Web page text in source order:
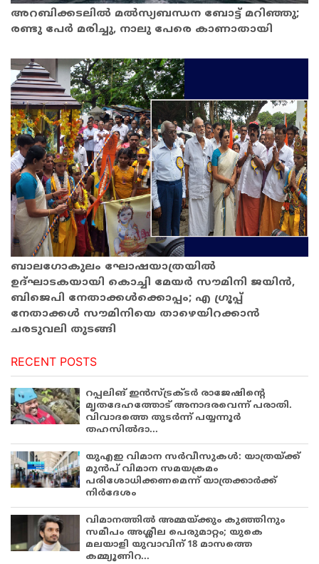
അ​റ​ബി​ക്ക​ട​ലി​ൽ മ​ൽ​സ്യ​ബ​ന്ധ​ന ബോ​ട്ട് മ​റി​ഞ്ഞു;
ര​ണ്ടു പേ​ർ മ​രി​ച്ചു, നാ​ലു പേ​രെ കാ​ണാ​താ​യി
ബാലഗോകുലം ഘോഷയാത്രയില്‍
ഉദ്ഘാടകയായി കൊച്ചി മേയര്‍ സൗമിനി ജയിന്‍,
ബിജെപി നേതാക്കള്‍ക്കൊപ്പം; എ ഗ്രൂപ്പ്
നേതാക്കള്‍ സൗമിനിയെ താ‍ഴെയിറക്കാന്‍
ചരടുവലി തുടങ്ങി
RECENT POSTS
റപ്പലിങ് ഇൻസ്ട്രക്ടർ രാജേഷിന്റെ
മൃതദേഹത്തോട് അനാദരവെന്ന് പരാതി.
വിവാദത്തെ തുടർന്ന് പയ്യന്നൂർ
തഹസിൽദാ...
യുഎഇ വിമാന സർവീസുകൾ: യാത്രയ്ക്ക്
മുൻപ് വിമാന സമയക്രമം
പരിശോധിക്കണമെന്ന് യാത്രക്കാർക്ക്
നിർദേശം
വിമാനത്തിൽ അമ്മയ്ക്കും കുഞ്ഞിനും
സമീപം അശ്ലീല പെരുമാറ്റം; യുകെ
മലയാളി യുവാവിന് 18 മാസത്തെ
കമ്മ്യൂണിറ...